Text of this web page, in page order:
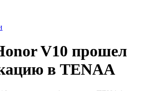
V10 прошел
в TENAA